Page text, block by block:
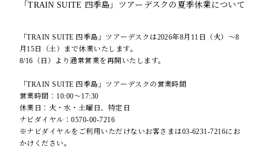
「TRAIN SUITE 四季島」ツアーデスクの夏季休業について
「TRAIN SUITE 四季島」ツアーデスクは2026年8月11日（火）～8
月15日（土）まで休業いたします。
8/16（日）より通常営業を再開いたします。
「TRAIN SUITE 四季島」ツアーデスクの営業時間
営業時間：10:00〜17:30
休業日：火・水・土曜日、特定日
ナビダイヤル：0570-00-7216
※ナビダイヤルをご利用いただけないお客さまは03-6231-7216にお
かけください。